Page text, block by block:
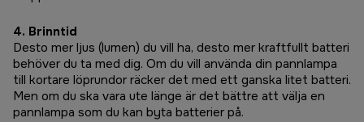
4. Brinntid
Desto mer ljus (lumen) du vill ha, desto mer kraftfullt batteri
behöver du ta med dig. Om du vill använda din pannlampa
till kortare löprundor räcker det med ett ganska litet batteri.
Men om du ska vara ute länge är det bättre att välja en
pannlampa som du kan byta batterier på.